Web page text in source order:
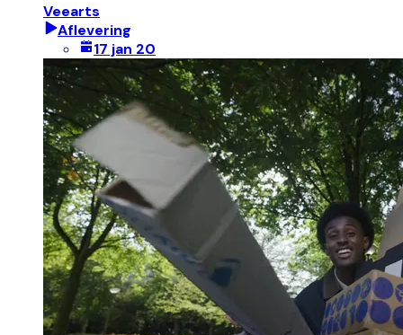
Veearts
Aflevering
17 jan 20